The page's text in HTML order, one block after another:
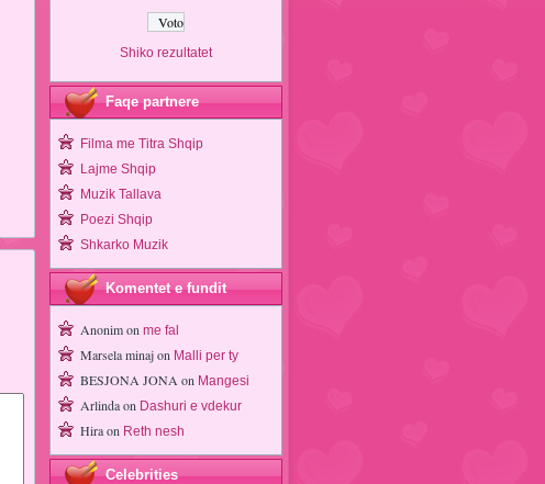
Shiko rezultatet
Faqe partnere
Filma me Titra Shqip
Lajme Shqip
Muzik Tallava
Poezi Shqip
Shkarko Muzik
Komentet e fundit
Anonimon me fal
Marsela minajon Malli per ty
BESJONA JONA on Mangesi
Arlindaon Dashuri e vdekur
Hiraon Reth nesh
Celebrities